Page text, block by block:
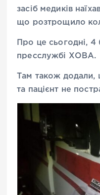
засіб медиків
що розтрощило
Про це сьогодні, 4
пресслужбі ХОВА.
Там також додали,
та пацієнт не